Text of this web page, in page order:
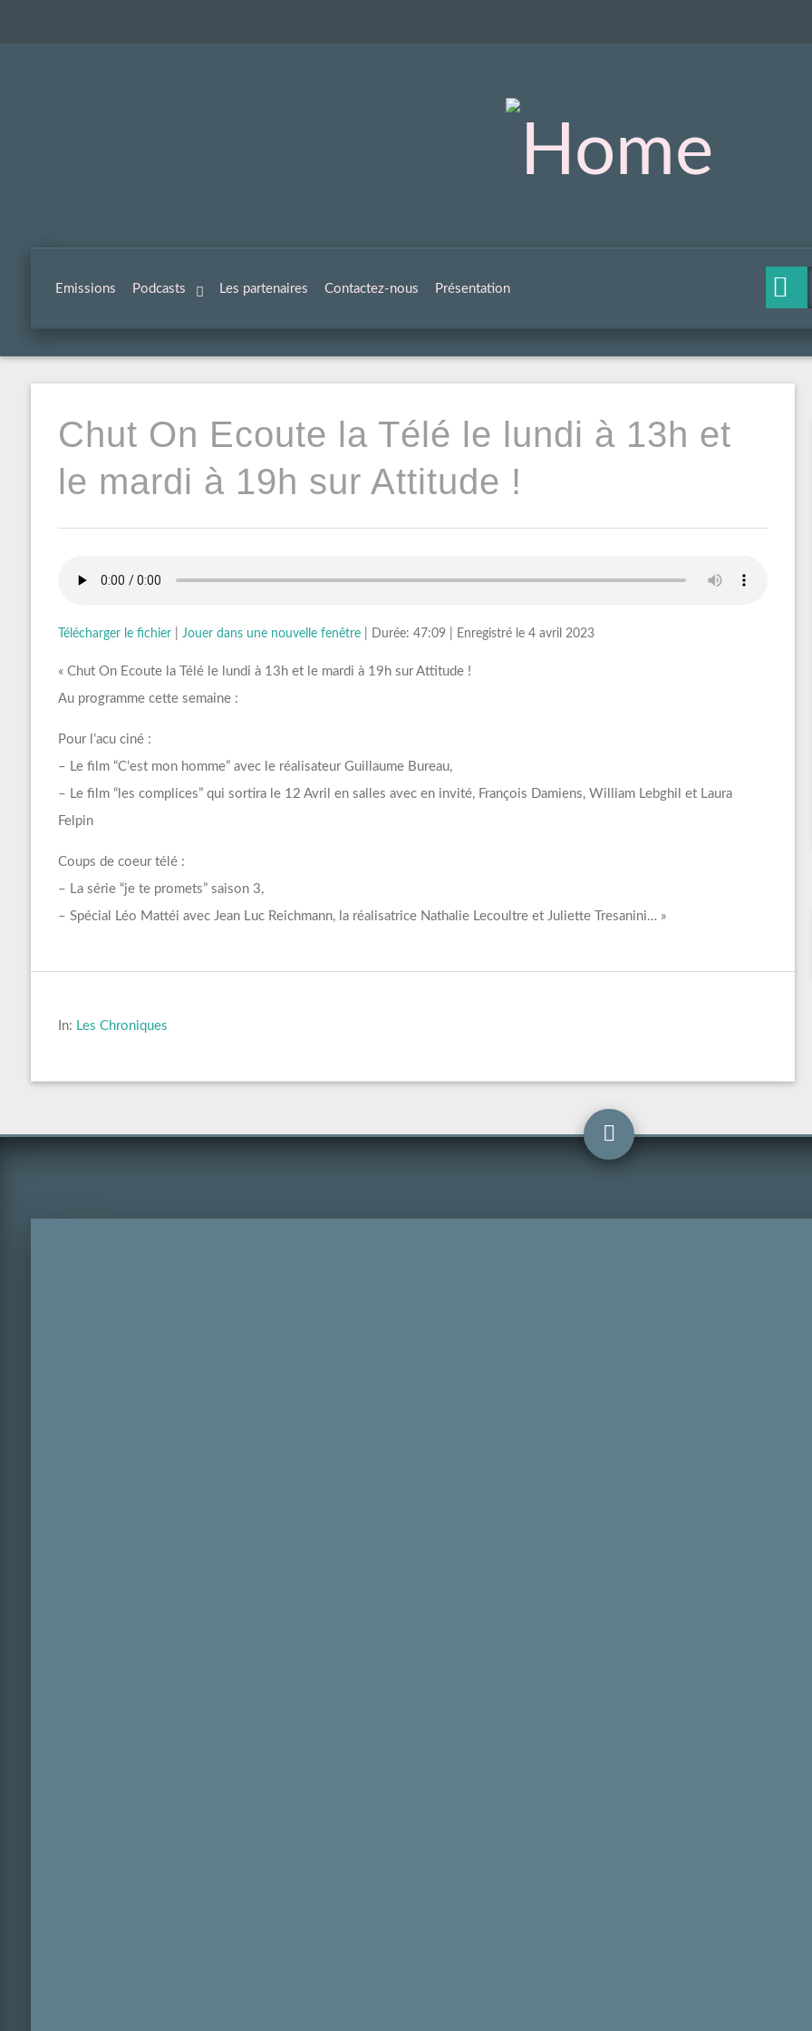
Emissions Podcasts Les partenaires Contactez-nous Présentation
Chut On Ecoute la Télé le lundi à 13h et
le mardi à 19h sur Attitude !
Télécharger le fichier| Jouer dans une nouvelle fenêtre| Durée: 47:09| Enregistré le 4 avril 2023
« Chut On Ecoute la Télé le lundi à 13h et le mardi à 19h sur Attitude !
Au programme cette semaine :
Pour l’acu ciné :
– Le film “C’est mon homme” avec le réalisateur Guillaume Bureau,
– Le film “les complices” qui sortira le 12 Avril en salles avec en invité, François Damiens, William Lebghil et Laura
Felpin
Coups de coeur télé :
– La série “je te promets” saison 3,
– Spécial Léo Mattéi avec Jean Luc Reichmann, la réalisatrice Nathalie Lecoultre et Juliette Tresanini… »
In: Les Chroniques